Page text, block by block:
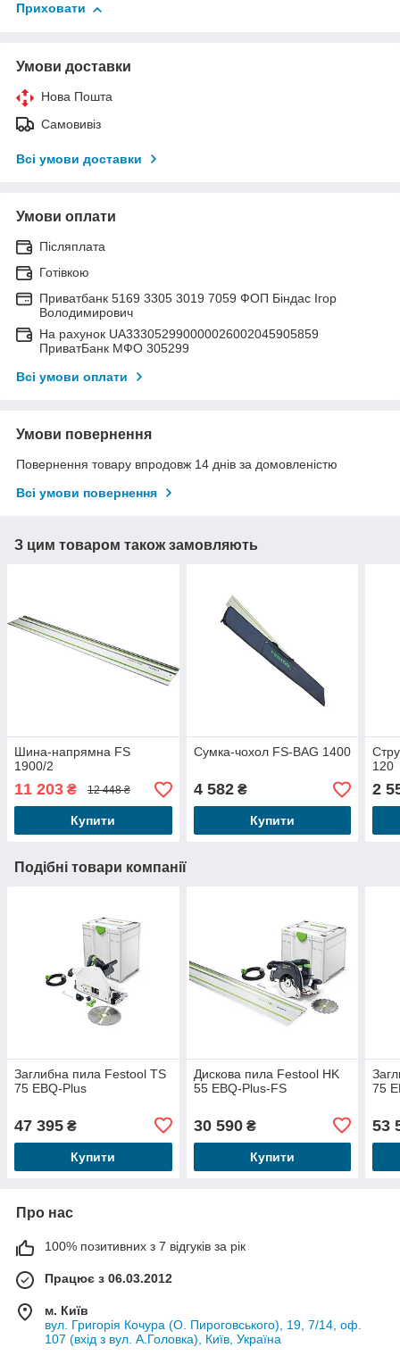
Приховати
Умови доставки
Нова Пошта
Самовивіз
Всі умови доставки
Умови оплати
Післяплата
Готівкою
Приватбанк 5169 3305 3019 7059 ФОП Біндас Ігор
Володимирович
На рахунок UA333052990000026002045905859
ПриватБанк МФО 305299
Всі умови оплати
Умови повернення
Повернення товару впродовж 14 днів за домовленістю
Всі умови повернення
З цим товаром також замовляють
Шина-напрямна FS
1900/2
11 203 ₴ 12 448 ₴
Купити
Сумка-чохол FS-BAG 1400
4 582₴
Купити
120
2
Подібні товари компанії
Заглибна пила Festool TS
75 EBQ-Plus
47 395 ₴
Купити
Дискова пила Festool HK
55 EBQ-Plus-FS
30 590₴
Купити
75
53
Про нас
100% позитивних з 7 відгуків за рік
Працює з 06.03.2012
м. Київ
вул. Григорія Кочура (О. Пироговського), 19, 7/14, оф.
107 (вхід з вул. А.Головка), Київ, Україна